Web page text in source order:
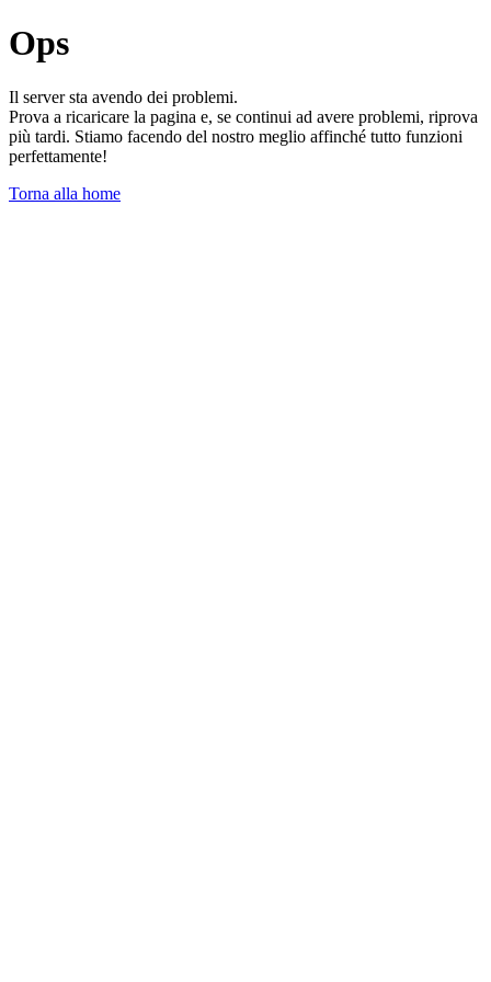
Ops
Il server sta avendo dei problemi.
Prova a ricaricare la pagina e, se continui ad avere problemi, riprova
più tardi. Stiamo facendo del nostro meglio affinché tutto funzioni
perfettamente!
Torna alla home